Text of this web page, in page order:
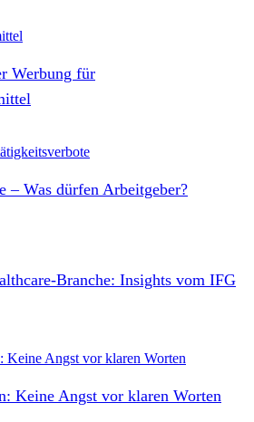
Werbung für
– Was dürfen Arbeitgeber?
Branche: Insights vom IFG
Keine Angst vor klaren Worten